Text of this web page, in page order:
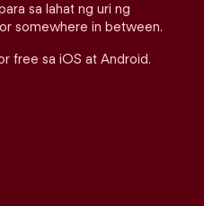
sa lahat ng uri ng
somewhere in between.
free sa iOS at Android.